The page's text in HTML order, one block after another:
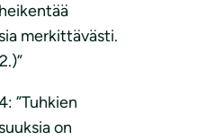
merkittävästi.
”Tuhkien
on